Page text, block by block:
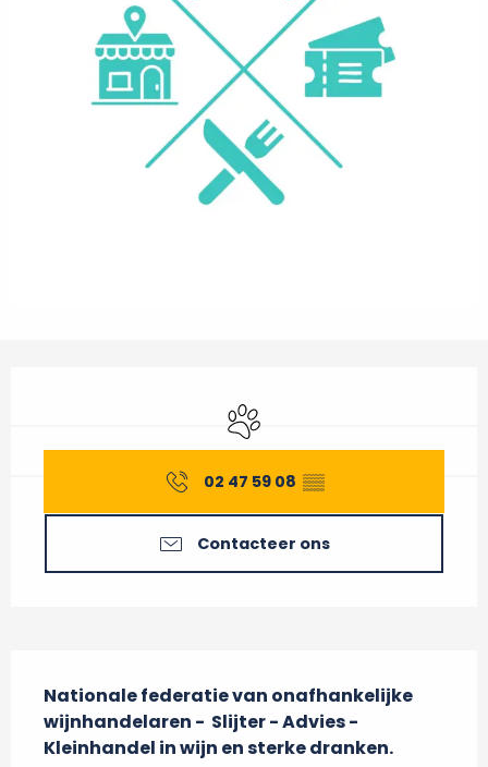
Dieren toegelaten
02 47 59 08 ▒▒
Contacteer ons
Nationale federatie van onafhankelijke
wijnhandelaren -  Slijter - Advies -
Kleinhandel in wijn en sterke dranken.